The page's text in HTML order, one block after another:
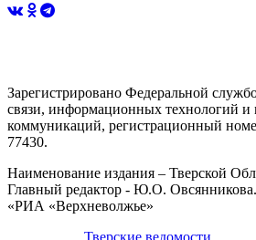
Зарегистрировано Федеральной
связи, информационных технологий и
коммуникаций, регистрационный
77430.
Наименование издания – Тверской
Главный редактор - Ю.О.
«РИА «Верхневолжье»